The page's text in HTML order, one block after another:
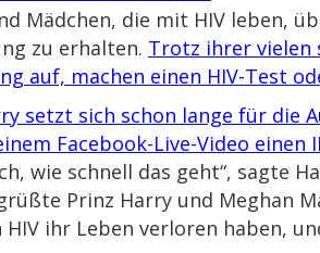
Mädchen, die mit HIV leben,
zu erhalten. Trotz ihrer vielen
auf, machen einen HIV-Test
setzt sich schon lange für die
Facebook-Live-Video einen
wie schnell das geht“, sagte
Prinz Harry und Meghan
HIV ihr Leben verloren haben,